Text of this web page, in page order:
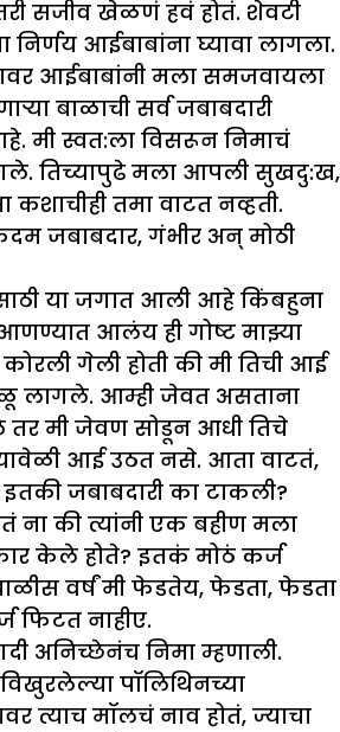
सजीव खेळणं हवं होतं. शेवटी
आईबाबांना घ्यावा लागला.
आईबाबांनी मला समजवायला
बाळाची सर्व जबाबदारी
मी स्वत:ला विसरून निमाचं
तिच्यापुढे मला आपली सुखदु:ख,
कशाचीही तमा वाटत नव्हती.
जबाबदार, गंभीर अन् मोठी
या जगात आली आहे किंबहुना
आलंय ही गोष्ट माझ्या
गेली होती की मी तिची आई
लागले. आम्ही जेवत असताना
मी जेवण सोडून आधी तिचे
आई उठत नसे. आता वाटतं,
जबाबदारी का टाकली?
ना की त्यांनी एक बहीण मला
केले होते? इतकं मोठं कर्ज
वर्षं मी फेडतेय, फेडता, फेडता
फिटत नाहीए.
अनिच्छेनंच निमा म्हणाली.
पॉलिथिनच्या
त्याच मॉलचं नाव होतं, ज्याचा